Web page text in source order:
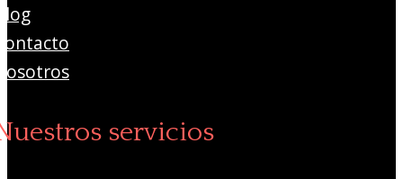
servicios